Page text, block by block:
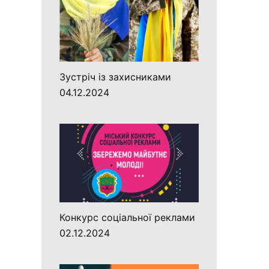
Зустріч із захисниками
04.12.2024
Конкурс соціальної реклами
02.12.2024